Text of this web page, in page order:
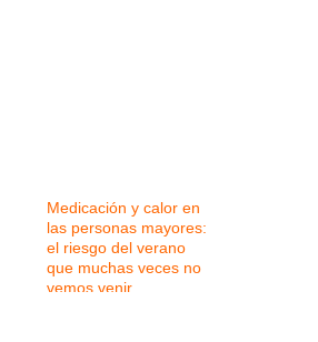
Medicación y calor en
las personas mayores:
el riesgo del verano
que muchas veces no
vemos venir